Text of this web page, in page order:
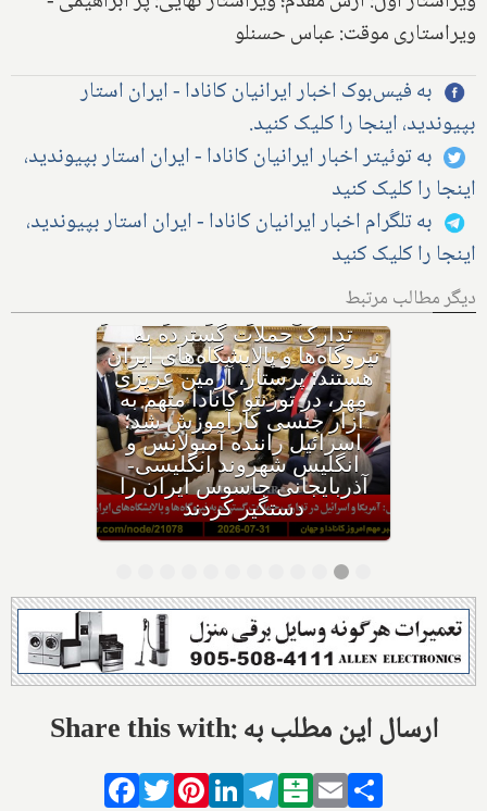
ویراستاری موقت: عباس حسنلو
به فیس‌بوک اخبار ایرانیان کانادا - ایران استار
بپیوندید، اینجا را کلیک کنید.
به توئیتر اخبار ایرانیان کانادا - ایران استار بپیوندید،
اینجا را کلیک کنید
به تلگرام اخبار ایرانیان کانادا - ایران استار بپیوندید،
اینجا را کلیک کنید
دیگر مطالب مرتبط
با وجود حکم بازداشت، چگونه
هواپیمای نتانیاهو از فراز کانادا
گذشت؟ ترامپ پس از حمله
ایران به اردن: به شدت به
ایران حمله می‌کنیم؛ حوثی‌ها: از
تنگه باب‌المندب عوارض عبور
می‌گیریم
Share this with: ارسال این مطلب به
Facebook
TwitterPinterestLinkedIn
Telegram
Balatarin
Email